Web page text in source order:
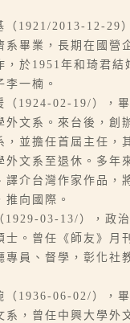
（1921/2013-12-29
系畢業，長期在國營
，於1951年和琦君結
李一楠。
（1924-02-19/），畢
外文系。來台後，創
，並擔任首屆主任，
外文系至退休。多年
譯介台灣作家作品，
推向國際。
1929-03-13/），政
士。曾任《師友》月
專員、督學，彰化社
（1936-06-02/），
系，曾任中興大學外